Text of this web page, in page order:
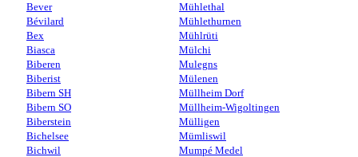
Bever
Bévilard
Bex
Biasca
Biberen
Biberist
Bibern SH
Bibern SO
Biberstein
Bichelsee
Bichwil
Mühlethal
Mühlethurnen
Mühlrüti
Mülchi
Mulegns
Mülenen
Müllheim Dorf
Müllheim-Wigoltingen
Mülligen
Mümliswil
Mumpé Medel